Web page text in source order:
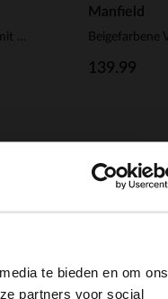
te bieden en om ons
partners voor social
Manfield
139.99